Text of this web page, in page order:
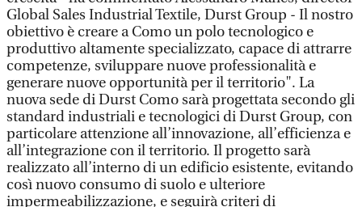
Global Sales Industrial Textile, Durst Group - Il nostro
obiettivo è creare a Como un polo tecnologico e
produttivo altamente specializzato, capace di attrarre
competenze, sviluppare nuove professionalità e
generare nuove opportunità per il territorio". La
nuova sede di Durst Como sarà progettata secondo gli
standard industriali e tecnologici di Durst Group, con
particolare attenzione all’innovazione, all’efficienza e
all’integrazione con il territorio. Il progetto sarà
realizzato all’interno di un edificio esistente, evitando
così nuovo consumo di suolo e ulteriore
impermeabilizzazione, e seguirà criteri di